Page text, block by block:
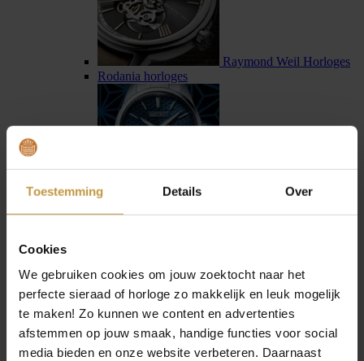
Toestemming Details Over
Cookies
We gebruiken cookies om jouw zoektocht naar het
perfecte sieraad of horloge zo makkelijk en leuk mogelijk
te maken! Zo kunnen we content en advertenties
afstemmen op jouw smaak, handige functies voor social
media bieden en onze website verbeteren. Daarnaast
Raymond Weil Horloges
Rodania horloges
Seiko Astron horloges
Sternglas horloges